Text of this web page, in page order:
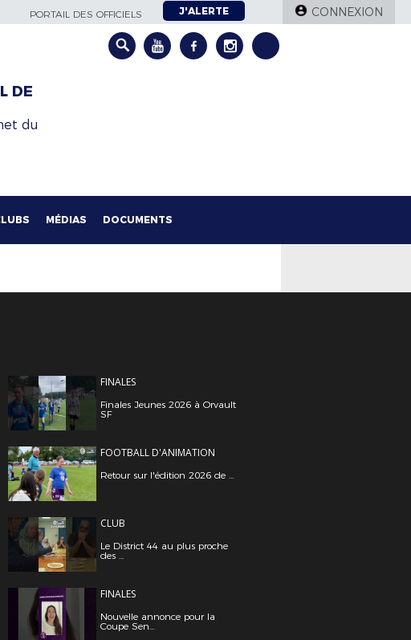
PORTAIL DES OFFICIELS J'ALERTE CONNEXION
DE
du
MÉDIAS DOCUMENTS
FINALES
Finales Jeunes 2026 à Orvault
SF
FOOTBALL D'ANIMATION
Retour sur l'édition 2026 de ...
CLUB
Le District 44 au plus proche
des ...
FINALES
Nouvelle annonce pour la
Coupe Sen...